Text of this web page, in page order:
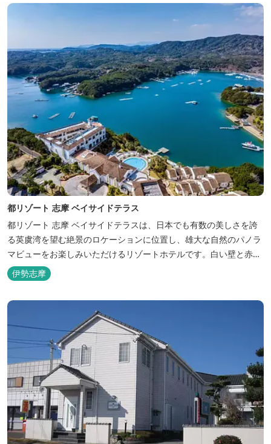
都リゾート 志摩 ベイサイドテラス
都リゾート 志摩 ベイサイドテラスは、日本でも有数の美しさを誇
る英虞湾を望む絶景のロケーションに位置し、雄大な自然のパノラ
マビューをお楽しみいただけるリゾートホテルです。白い壁と赤瓦
の屋根が連なる外観が印象的で、開放的なスパニッシュスタイルを
取り入れた建築美は陽気で自由な寛ぎを感じさせ、まるで異国に足
伊勢志摩